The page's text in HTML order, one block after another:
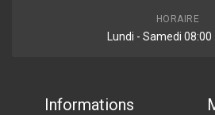
HORAIRE
Lundi - Samedi 08:00
Informations